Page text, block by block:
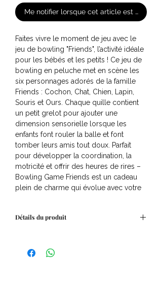
Me notifier lorsque cet article est
Faites vivre le moment de jeu avec le
jeu de bowling "Friends", l’activité idéale
pour les bébés et les petits ! Ce jeu de
bowling en peluche met en scène les
six personnages adorés de la famille
Friends : Cochon, Chat, Chien, Lapin,
Souris et Ours. Chaque quille contient
un petit grelot pour ajouter une
dimension sensorielle lorsque les
enfants font rouler la balle et font
tomber leurs amis tout doux. Parfait
pour développer la coordination, la
motricité et offrir des heures de rires –
Bowling Game Friends est un cadeau
plein de charme qui évolue avec votre
Détails du produit
Composition